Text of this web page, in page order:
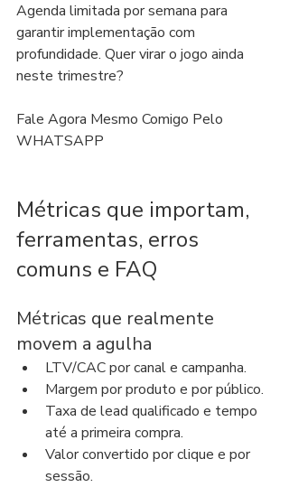
Agenda limitada por semana para
garantir implementação com
profundidade. Quer virar o jogo ainda
neste trimestre?
Fale Agora Mesmo Comigo Pelo
WHATSAPP
Métricas que importam,
ferramentas, erros
comuns e FAQ
Métricas que realmente
movem a agulha
LTV/CAC por canal e campanha.
Margem por produto e por público.
Taxa de lead qualificado e tempo
até a primeira compra.
Valor convertido por clique e por
sessão.